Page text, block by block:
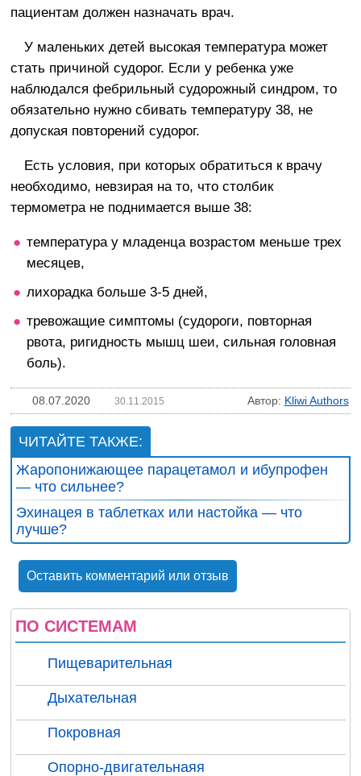
пациентам должен назначать врач.
У маленьких детей высокая температура может
стать причиной судорог. Если у ребенка уже
наблюдался фебрильный судорожный синдром, то
обязательно нужно сбивать температуру 38, не
допуская повторений судорог.
Есть условия, при которых обратиться к врачу
необходимо, невзирая на то, что столбик
термометра не поднимается выше 38:
температура у младенца возрастом меньше трех
месяцев,
лихорадка больше 3-5 дней,
тревожащие симптомы (судороги, повторная
рвота, ригидность мышц шеи, сильная головная
боль).
08.07.2020 30.11.2015 Автор: Kliwi Authors
ЧИТАЙТЕ ТАКЖЕ:
Жаропонижающее парацетамол и ибупрофен
— что сильнее?
Эхинацея в таблетках или настойка — что
лучше?
Оставить комментарий или отзыв
ПО СИСТЕМАМ
Пищеварительная
Дыхательная
Покровная
Опорно-двигательнаяя